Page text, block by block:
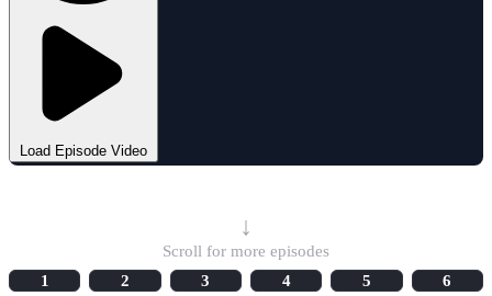
Load Episode Video
↓
Scroll for more episodes
1
2 3 4 5
6